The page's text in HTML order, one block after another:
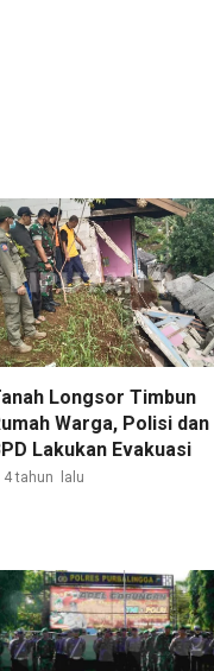
Longsor Timbun
Warga, Polisi dan
Lakukan Evakuasi
4 tahun lalu